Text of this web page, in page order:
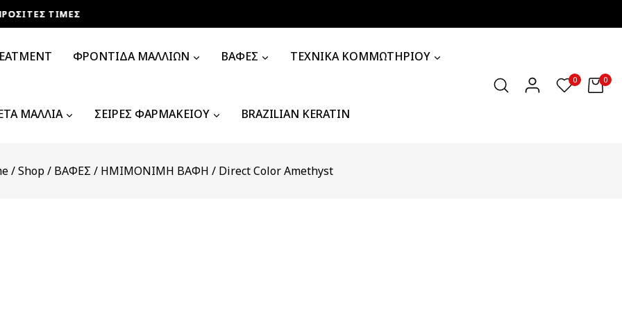
ΤΙΜΕΣ
ΤΙΜΕΣ
ΤΙΜΕΣ
ΤΙΜΕΣ
ΦΡΟΝΤΙΔΑ ΜΑΛΛΙΩΝ ΒΑΦΕΣ ΤΕΧΝΙΚΑ ΚΟΜΜΩΤΗΡΙΟΥ
ΜΑΛΛΙΑ ΣΕΙΡΕΣ ΦΑΡΜΑΚΕΙΟΥ BRAZILIAN KERATIN
0 0
/Shop/ ΒΑΦΕΣ / ΗΜΙΜΟΝΙΜΗ ΒΑΦΗ / Direct Color Amethyst